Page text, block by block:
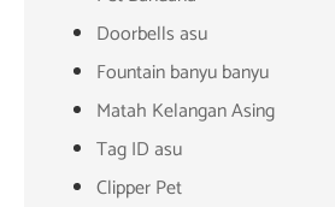
Doorbells asu
Fountain banyu banyu
Matah Kelangan Asing
Tag ID asu
Clipper Pet